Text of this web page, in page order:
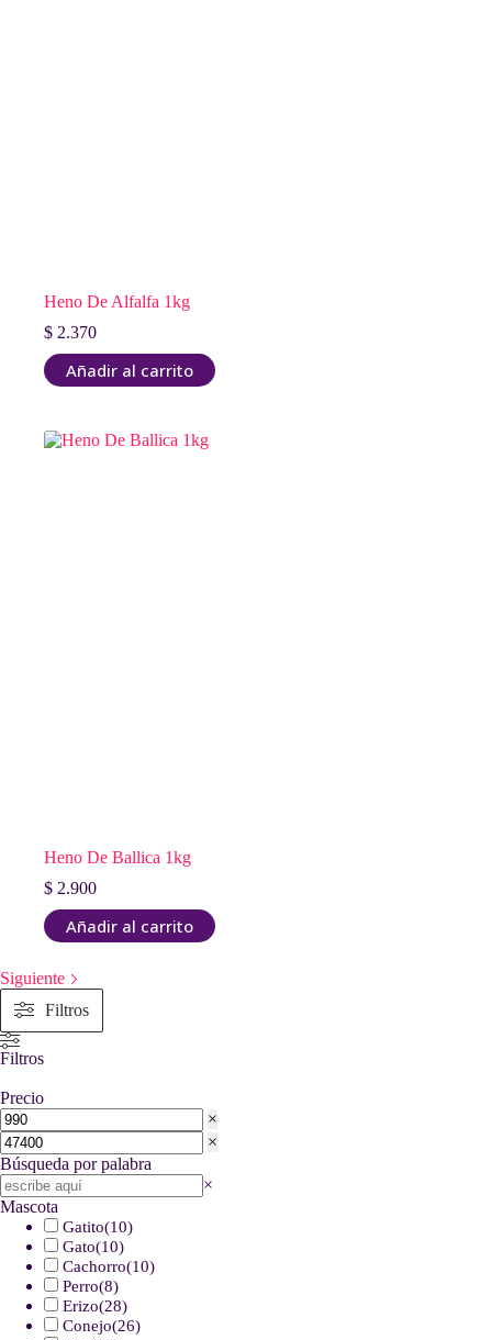
Heno De Alfalfa 1kg
$ 2.370
Añadir al carrito
Heno De Ballica 1kg
$ 2.900
Añadir al carrito
Siguiente
Filtros
Filtros
Precio
×
×
Búsqueda por palabra
Buscar
×
Mascota
Gatito(10)
Gato(10)
Cachorro(10)
Perro(8)
Erizo(28)
Conejo(26)